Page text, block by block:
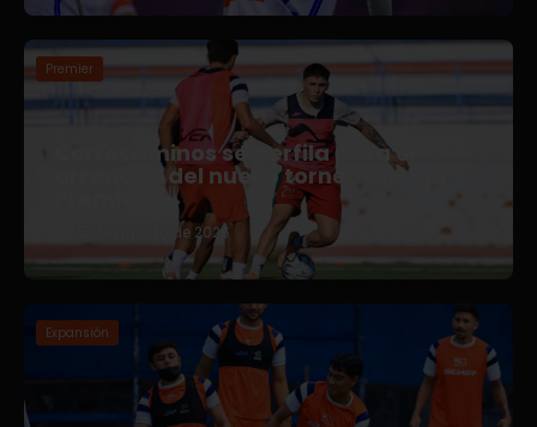
Premier
Correcaminos se perfila para el
arranque del nuevo torneo en Liga
5 de agosto de 2026
Expansión